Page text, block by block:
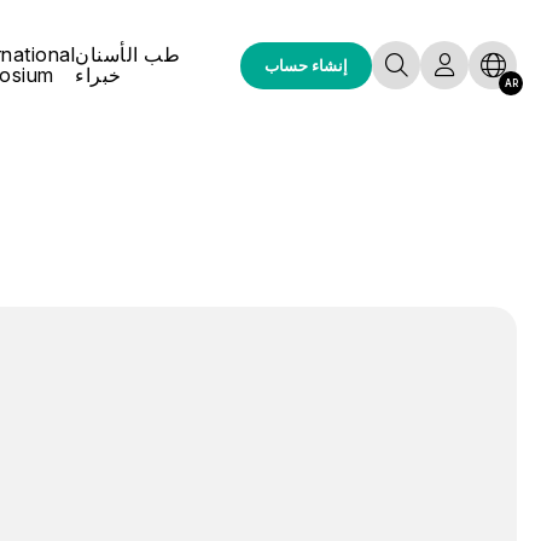
طب الأسنان
خبراء
إنشاء حساب
AR